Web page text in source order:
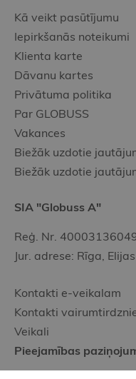
Kā veikt pasūtījumu
Iepirkšanās noteikumi
Klienta karte
Dāvanu kartes
Privātuma politika
Par GLOBUSS
Vakances
Biežāk uzdotie
Biežāk uzdotie
SIA "Globuss A"
Reģ. Nr.
Jur. adrese: Rīga,
Kontakti e-veikalam
Kontakti
Veikali
Pieejamības